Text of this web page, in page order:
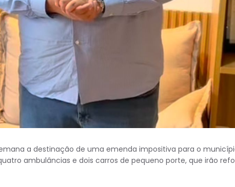
a destinação de uma emenda impositiva para o
ambulâncias e dois carros de pequeno porte, que irão